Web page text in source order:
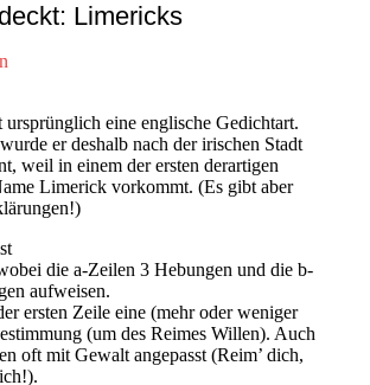
Limericks
eine englische Gedichtart.
er deshalb nach der irischen Stadt
weil in einem der ersten derartigen
Limerick vorkommt. (Es gibt aber
die a-Zeilen 3 Hebungen und die b-
aufweisen.
ersten Zeile eine (mehr oder weniger
(um des Reimes Willen). Auch
oft mit Gewalt angepasst (Reim’ dich,